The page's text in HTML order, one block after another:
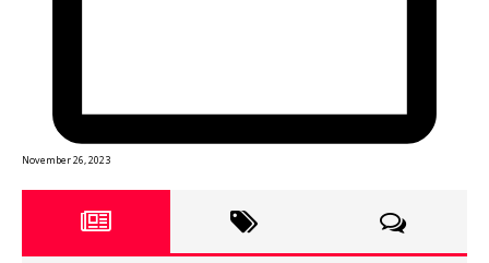
November 26, 2023